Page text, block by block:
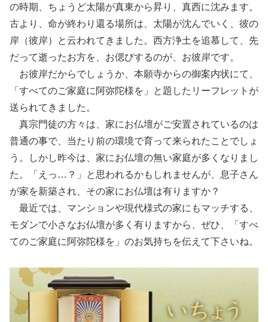
の時期、ちょうど太陽が真東から昇り、真西に沈みます。
古より、命が終わり還る場所は、太陽が沈んでいく、彼の
岸（彼岸）と云われてきました。西方浄土を追慕して、先
だって逝ったお方を、お偲びするのが、お彼岸です。
お彼岸だからでしょうか、本願寺からの御案内状にて、
「すべてのご家庭に阿弥陀様を」と題したリーフレットが
送られてきました。
真宗門徒の方々は、家にお仏壇がご安置されているのは
普通の事で、当たり前の環境で育って来られたことでしょ
う。しかし昨今は、家にお仏壇の無い家庭が多くなりまし
た。「えっ…？」と思われるかもしれませんが、息子さん
が家を新築され、その家にお仏壇は有りますか？
最近では、マンションや現代様式の家にもマッチする、
モダンで小さなお仏壇が多く有りますから、ぜひ、「すべ
てのご家庭に阿弥陀様を」のお気持ちを伝えて下さいね。